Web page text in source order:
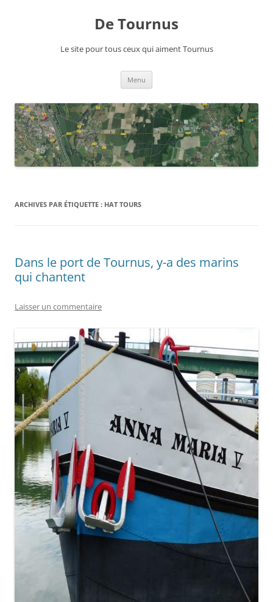
De Tournus
Le site pour tous ceux qui aiment Tournus
Menu
ARCHIVES PAR ÉTIQUETTE : HAT TOURS
Dans le port de Tournus, y-a des marins
qui chantent
Laisser un commentaire